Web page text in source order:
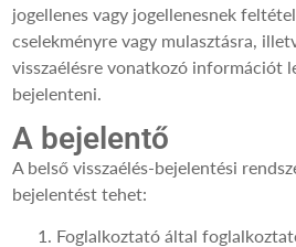
jogellenes vagy jogellenesnek
cselekményre vagy mulasztásra,
visszaélésre vonatkozó információt
bejelenteni.
A bejelentő
A belső visszaélés-bejelentési
bejelentést tehet:
Foglalkoztató által